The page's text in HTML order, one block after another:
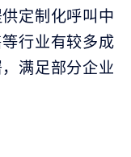
定制化呼叫中
行业有较多成
满足部分企业